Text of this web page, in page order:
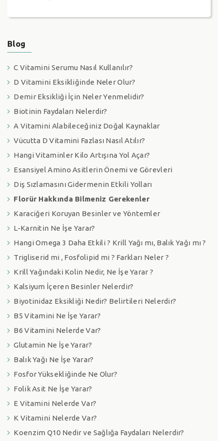
Blog
C Vitamini Serumu Nasıl Kullanılır?
D Vitamini Eksikliğinde Neler Olur?
Demir Eksikliği İçin Neler Yenmelidir?
Biotinin Faydaları Nelerdir?
A Vitamini Alabileceğiniz Doğal Kaynaklar
Vücutta D Vitamini Fazlası Nasıl Atılır?
Hangi Vitaminler Kilo Artışına Yol Açar?
Esansiyel Amino Asitlerin Önemi ve Görevleri
Diş Sızlamasını Gidermenin Etkili Yolları
Florür Hakkında Bilmeniz Gerekenler
Karaciğeri Koruyan Besinler ve Yöntemler
L-Karnitin Ne İşe Yarar?
Hangi Omega 3 Daha Etkili ? Krill Yağı mı, Balık Yağı mı ?
Trigliserid mi , Fosfolipid mi ? Farkları Neler ?
Krill Yağındaki Kolin Nedir, Ne İşe Yarar ?
Kalsiyum İçeren Besinler Nelerdir?
Biyotinidaz Eksikliği Nedir? Belirtileri Nelerdir?
B5 Vitamini Ne İşe Yarar?
B6 Vitamini Nelerde Var?
Glutamin Ne İşe Yarar?
Balık Yağı Ne İşe Yarar?
Fosfor Yüksekliğinde Ne Olur?
Folik Asit Ne İşe Yarar?
E Vitamini Nelerde Var?
K Vitamini Nelerde Var?
Koenzim Q10 Nedir ve Sağlığa Faydaları Nelerdir?